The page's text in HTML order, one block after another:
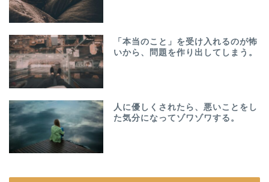
「本当のこと」を受け入れるのが怖
いから、問題を作り出してしまう。
人に優しくされたら、悪いことをし
た気分になってゾワゾワする。